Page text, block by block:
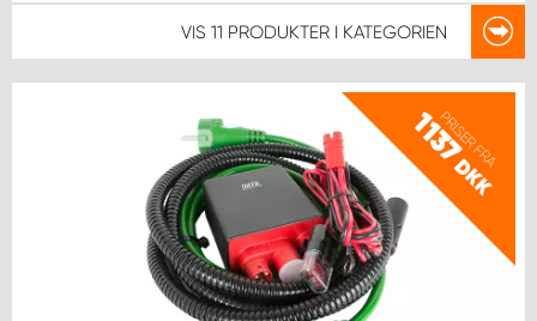
VIS 11 PRODUKTER I KATEGORIEN
PRISER FRA
1137
DKK